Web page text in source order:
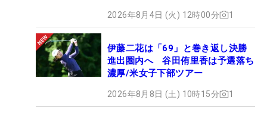
2026年8月4日 (火) 12時00分 1
伊藤二花は「69」と巻き返し決勝
進出圏内へ 谷田侑里香は予選落ち
濃厚/米女子下部ツアー
2026年8月8日 (土) 10時15分 1